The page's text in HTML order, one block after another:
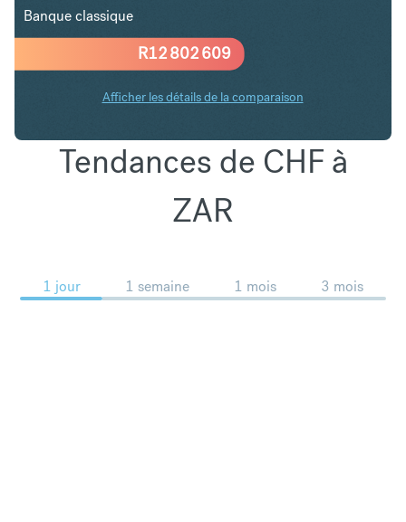
R12 802 609
Banque classique
Afficher les détails de la comparaison
Tendances de CHF à
ZAR
1 jour 1 semaine 1 mois 3 mois